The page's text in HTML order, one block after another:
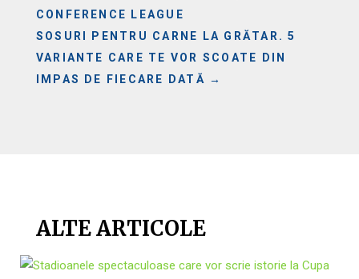
CONFERENCE LEAGUE
SOSURI PENTRU CARNE LA GRĂTAR. 5
VARIANTE CARE TE VOR SCOATE DIN
IMPAS DE FIECARE DATĂ →
ALTE ARTICOLE